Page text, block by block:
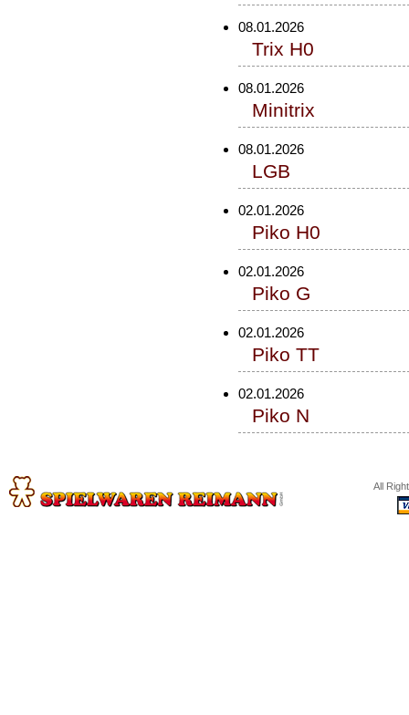
08.01.2026
Trix H0
08.01.2026
Minitrix
08.01.2026
LGB
02.01.2026
Piko H0
02.01.2026
Piko G
02.01.2026
Piko TT
02.01.2026
Piko N
All